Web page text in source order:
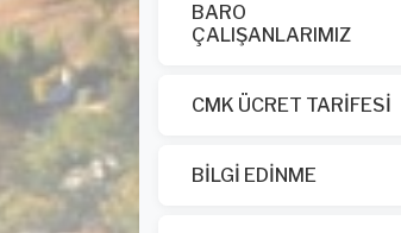
BARO
ÇALIŞANLARIMIZ
CMK ÜCRET TARİFESİ
BİLGİ EDİNME